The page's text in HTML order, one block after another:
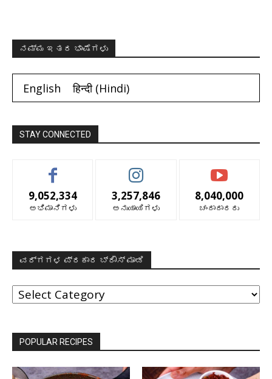
ನಮ್ಮ ಇತರ ಭಾಷೆಗಳು
English हिन्दी(Hindi)
STAY CONNECTED
9,052,334
ಅಭಿಮಾನಿಗಳು
3,257,846
ಅನುಯಾಯಿಗಳು
8,040,000
ಚಂದಾದಾರರು
ವರ್ಗಗಳ ಪ್ರಕಾರ ಬ್ರೌಸ್ ಮಾಡಿ
ವರ್ಗಗಳ
ಪ್ರಕಾರ
ಬ್ರೌಸ್
POPULAR RECIPES